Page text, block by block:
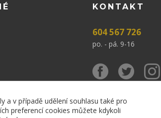
KONTAKT
604 567 726
po. - pá. 9-16
a v případě udělení souhlasu také pro
preferencí cookies můžete kdykoli